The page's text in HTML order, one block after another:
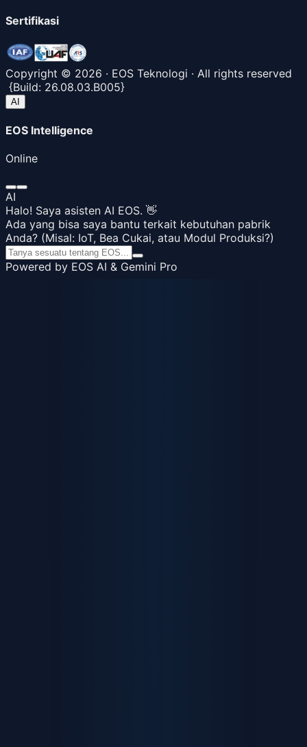
Sertifikasi
Copyright © 2026 · EOS Teknologi · All rights reserved
{Build: 26.08.03.B005}
AI
EOS Intelligence
Online
AI
Halo! Saya asisten AI EOS. 👋
Ada yang bisa saya bantu terkait kebutuhan pabrik
Anda? (Misal: IoT, Bea Cukai, atau Modul Produksi?)
Powered by EOS AI & Gemini Pro